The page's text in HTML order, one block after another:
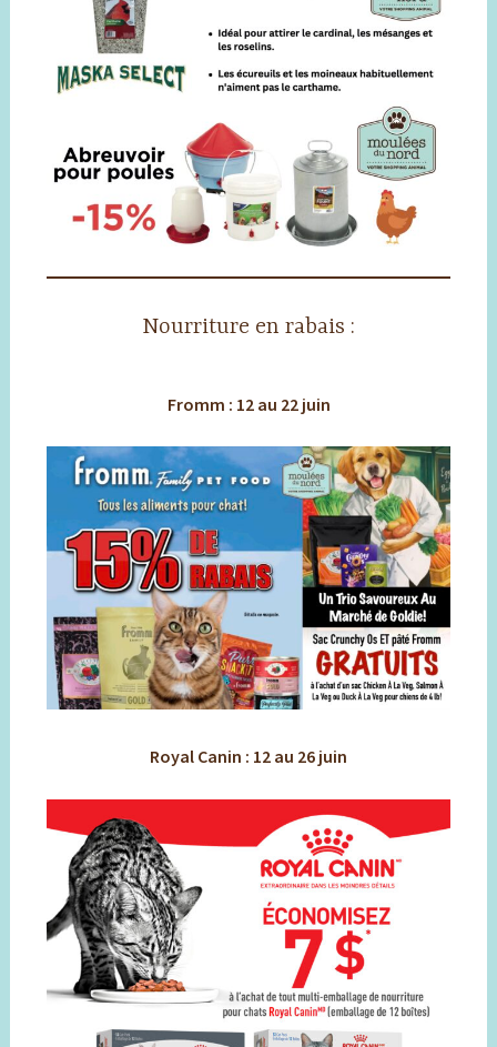
Nourriture en rabais :
Fromm : 12 au 22 juin
Royal Canin : 12 au 26 juin